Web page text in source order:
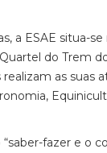
a ESAE situa-
do Trem
as suas
fazer e o